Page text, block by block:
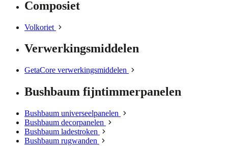
Composiet
Volkoriet
Verwerkingsmiddelen
GetaCore verwerkingsmiddelen
Bushbaum fijntimmerpanelen
Bushbaum universeelpanelen
Bushbaum decorpanelen
Bushbaum ladestroken
Bushbaum rugwanden